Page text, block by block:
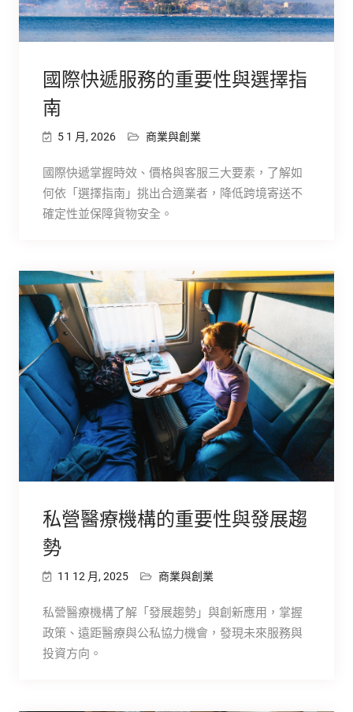
國際快遞服務的重要性與選擇指
南
5 1 月, 2026 商業與創業
國際快遞掌握時效、價格與客服三大要素，了解如
何依「選擇指南」挑出合適業者，降低跨境寄送不
確定性並保障貨物安全。
私營醫療機構的重要性與發展趨
勢
11 12 月, 2025 商業與創業
私營醫療機構了解「發展趨勢」與創新應用，掌握
政策、遠距醫療與公私協力機會，發現未來服務與
投資方向。